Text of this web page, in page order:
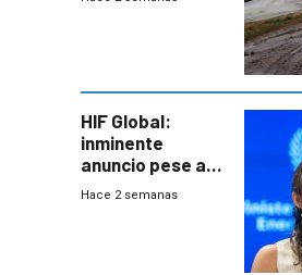
HIF Global:
inminente
anuncio pese a
declaración de
Hace 2 semanas